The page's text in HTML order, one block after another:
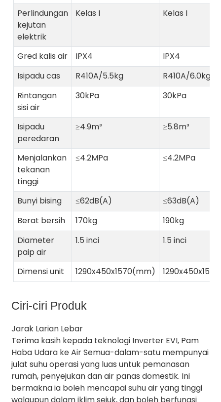
Perlindungan
kejutan
elektrik
Kelas I Kelas I
Gred kalis air IPX4
IPX4
Isipadu cas
R410A/5.5kg
R410A/6.0kg
Rintangan
sisi air
30kPa 30kPa
Isipadu
peredaran
≥4.9m³ ≥5.8m³
Menjalankan
tekanan
tinggi
≤4.2MPa ≤4.2MPa
Bunyi bising ≤62dB(A)
≤63dB(A)
Berat bersih
170kg
190kg
Diameter
paip air
1.5 inci 1.5 inci
Dimensi unit 1290x450x1570(mm)
Ciri-ciri Produk
Jarak Larian Lebar
Terima kasih kepada teknologi Inverter EVI, Pam
Haba Udara ke Air Semua-dalam-satu mempunyai
julat suhu operasi yang luas untuk pemanasan
rumah, penyejukan dan air panas domestik. Ini
bermakna ia boleh mencapai suhu air yang tinggi